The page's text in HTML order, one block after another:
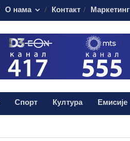
О нама Контакт Маркетинг
Спорт Култура Емисије